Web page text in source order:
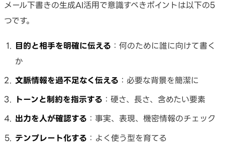
メール下書きの生成AI活用で意識すべきポイントは以下の5
つです。
目的と相手を明確に伝える ：何のために誰に向けて書く
か
文脈情報を過不足なく伝える ：必要な背景を簡潔に
トーンと制約を指示する ：硬さ、長さ、含めたい要素
出力を人が確認する ：事実、表現、機密情報のチェック
テンプレート化する ：よく使う型を育てる